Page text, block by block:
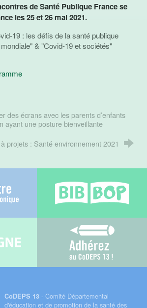
de Santé Publique France se
les 25 et 26 mai 2021.
19 : les défis de la santé publique
& "Covid-19 et sociétés"
des écrans avec les parents d’enfants
ayant une posture bienveillante
projets : Santé environnement 2021
Adhérez au
CoDEPS 13- Comité Départemental
d'éducation et de promotion de la santé des